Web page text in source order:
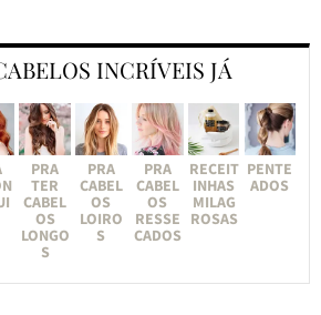
INCRÍVEIS JÁ
PRA
TER
CABEL
OS
LONGO
S
PRA
CABEL
OS
LOIRO
S
PRA
CABEL
OS
RESSE
CADOS
RECEIT
INHAS
MILAG
ROSAS
PENTE
ADOS